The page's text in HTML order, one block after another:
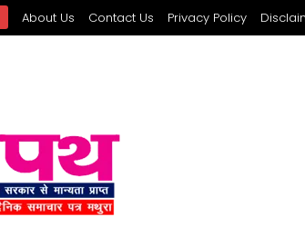
About Us Contact Us Privacy Policy